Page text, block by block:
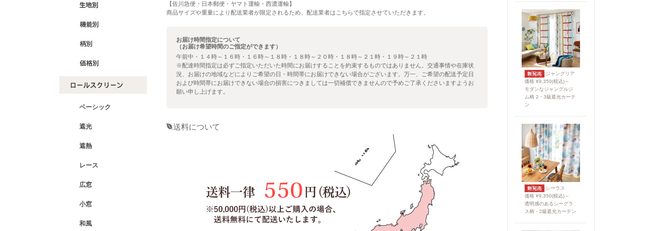
ベーシック
遮光
遮熱
レース
広窓
小窓
和風
ジャングリア
価格 ¥9,350(税込)～
モダンなジャングルジ
ム柄 2・3級遮光カーテ
ン
シーラス
価格 ¥9,350(税込)～
透明感のあるシーグラ
ス柄・2級遮光カーテン
【佐川急便・日本郵便・ヤマト運輸・西濃運輸】
商品サイズや重量により配送業者が限定されるため、配送業者はこちらで指定させていただきます。
お届け時間指定について
（お届け希望時間のご指定ができます）
午前中・１４時～１６時・１６時～１８時・１８時～２０時・１８時～２１時・１９時～２１時
※配達時間指定は必ずご指定いただいた時間にお届けすることを約束するものではありません。交通事情や在庫状
況、お届けの地域などによりご希望の日・時間帯にお届けできない場合がございます。万一、ご希望の配送予定日
および時間帯にお届けできない場合の損害につきましては一切補償できませんので予めご了承くださいますようお
願い申し上げます。
送料について